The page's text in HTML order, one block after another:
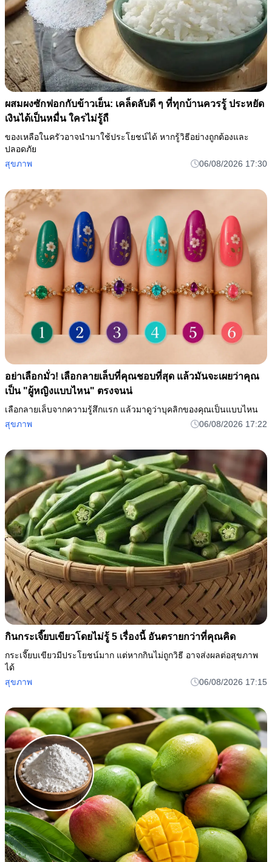
ผสมผงซักฟอกกับข้าวเย็น: เคล็ดลับดี ๆ ที่ทุกบ้านควรรู้ ประหยัด
เงินได้เป็นหมื่น ใครไม่รู้ถื
ของเหลือในครัวอาจนำมาใช้ประโยชน์ได้ หากรู้วิธีอย่างถูกต้องและ
ปลอดภัย
สุขภาพ
06/08/2026 17:30
อย่าเลือกมั่ว! เลือกลายเล็บที่คุณชอบที่สุด แล้วมันจะเผยว่าคุณ
เป็น "ผู้หญิงแบบไหน" ตรงจนน่
เลือกลายเล็บจากความรู้สึกแรก แล้วมาดูว่าบุคลิกของคุณเป็นแบบไหน
สุขภาพ
06/08/2026 17:22
กินกระเจี๊ยบเขียวโดยไม่รู้ 5 เรื่องนี้ อันตรายกว่าที่คุณคิด
กระเจี๊ยบเขียวมีประโยชน์มาก แต่หากกินไม่ถูกวิธี อาจส่งผลต่อสุขภาพ
ได้
สุขภาพ
06/08/2026 17:15